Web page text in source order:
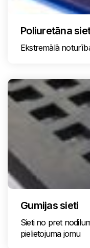
Poliuretāna
Ekstremālā
Gumijas sieti
Sieti no pret
pielietojuma jomu